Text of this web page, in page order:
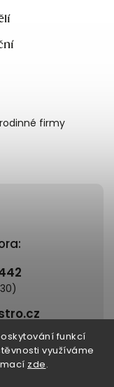
funkcí
využíváme
zde.
firmy
práva vyhrazena.